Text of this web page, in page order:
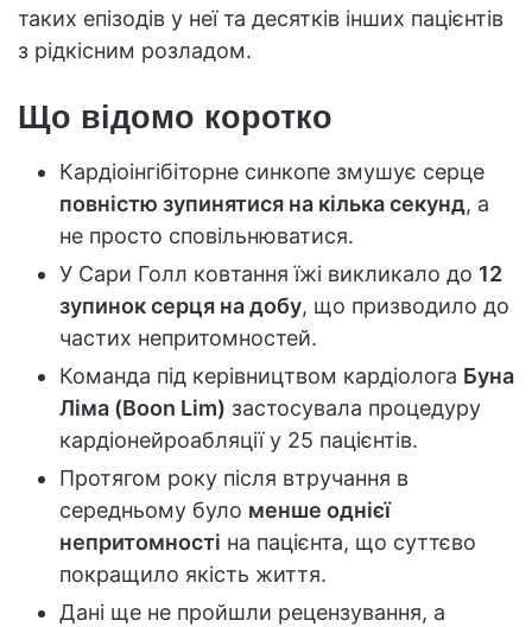
таких епізодів у неї та десятків інших пацієнтів
з рідкісним розладом.
Що відомо коротко
Кардіоінгібіторне синкопе змушує серце
повністю зупинятися на кілька секунд, а
не просто сповільнюватися.
У Сари Голл ковтання їжі викликало до 12
зупинок серця на добу, що призводило до
частих непритомностей.
Команда під керівництвом кардіолога Буна
Ліма (Boon Lim) застосувала процедуру
кардіонейроабляції у 25 пацієнтів.
Протягом року після втручання в
середньому було менше однієї
непритомності на пацієнта, що суттєво
покращило якість життя.
Дані ще не пройшли рецензування, а